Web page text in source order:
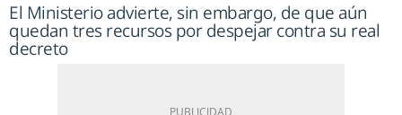
El Ministerio advierte, sin embargo, de que aún
quedan tres recursos por despejar contra su real
decreto